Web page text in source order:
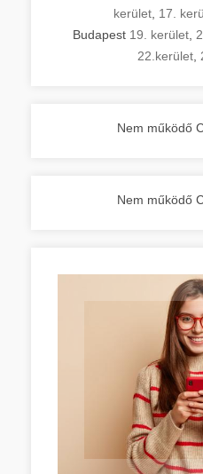
kerület, 17.
Budapest 19. kerület,
22.kerület
Nem működő
Nem működő